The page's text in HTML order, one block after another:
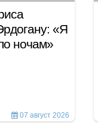
«Я
ночам»
07 август 2026